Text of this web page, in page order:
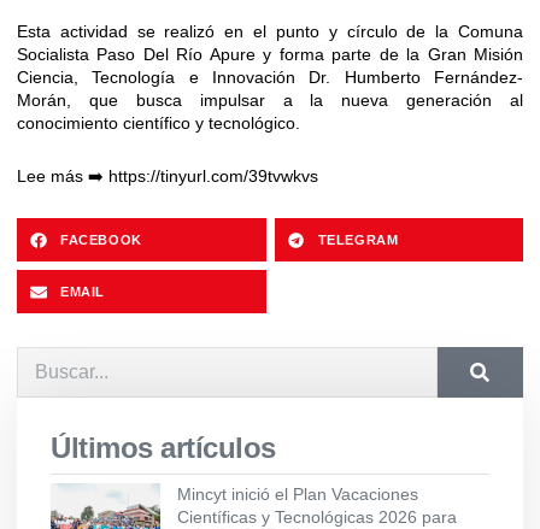
Esta actividad se realizó en el punto y círculo de la Comuna
Socialista Paso Del Río Apure y forma parte de la Gran Misión
Ciencia, Tecnología e Innovación Dr. Humberto Fernández-
Morán, que busca impulsar a la nueva generación al
conocimiento científico y tecnológico.
Lee más ➡️ https://tinyurl.com/39tvwkvs
FACEBOOK TELEGRAM
EMAIL
Últimos artículos
Mincyt inició el Plan Vacaciones
Científicas y Tecnológicas 2026 para